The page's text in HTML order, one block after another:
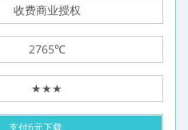
收费商业授权
2765℃
★★★
支付6元下载